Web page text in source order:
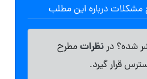
درباره این مطلب
شده؟ درنظراتمطرح
قرار گیرد.